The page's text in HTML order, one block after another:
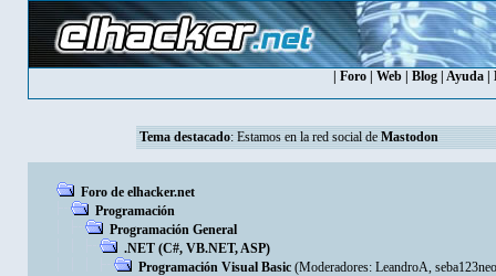
Foro Web Blog Ayuda
Tema destacado: Estamos en la red social de Mastodon
Foro de elhacker.net
Programación
Programación General
.NET (C#, VB.NET, ASP)
Programación Visual Basic (Moderadores: LeandroA, seba123neo